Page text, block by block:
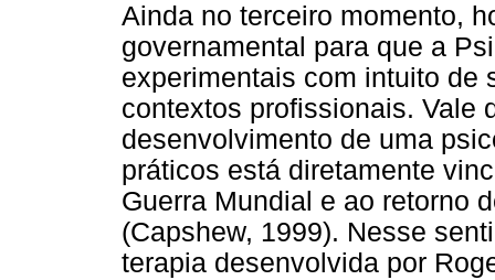
Ainda no terceiro momento,
governamental para que a
experimentais com intuito de
contextos profissionais. Vale
desenvolvimento de uma
práticos está diretamente
Guerra Mundial e ao retorno
(Capshew, 1999). Nesse
terapia desenvolvida por